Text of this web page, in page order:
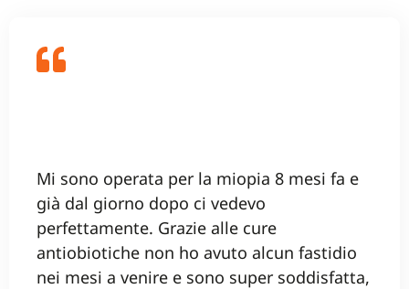
Mi sono operata per la miopia 8 mesi fa e
già dal giorno dopo ci vedevo
perfettamente. Grazie alle cure
antiobiotiche non ho avuto alcun fastidio
nei mesi a venire e sono super soddisfatta,